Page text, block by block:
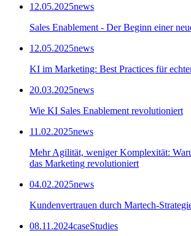
12.05.2025news
Sales Enablement - Der Beginn einer
12.05.2025news
KI im Marketing: Best Practices für
20.03.2025news
Wie KI Sales Enablement revolutioniert
11.02.2025news
Mehr Agilität, weniger Komplexität:
das Marketing revolutioniert
04.02.2025news
Kundenvertrauen durch Martech-
08.11.2024caseStudies